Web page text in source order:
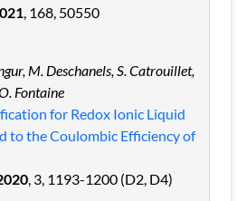
, 168, 50550
M. Deschanels, S. Catrouillet,
Fontaine
for Redox Ionic Liquid
to the Coulombic Efficiency of
, 3, 1193-1200(D2, D4)